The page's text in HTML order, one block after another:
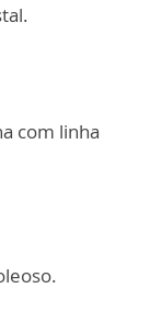
com linha